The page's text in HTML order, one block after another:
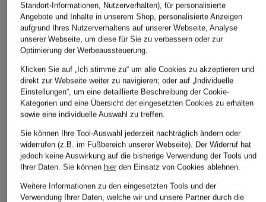
+Aktionsrabatt
ILSE JACOBSEN
Regenjacke
DAYBREAK01
119,99 €
Bestpreis:89,10 €
Ursprünglich:189,99 €
BLONDE No.8
Jacke JERRY
349,99 €
WELLENSTEYN
Funktionsjacke
HOMERUN LADY
159,99 €
Standort-Informationen, Nutzerverhalten), für personalisierte
Angebote und Inhalte in unserem Shop, personalisierte Anzeigen
aufgrund Ihres Nutzerverhaltens auf unserer Webseite, Analyse
unserer Webseite, um diese für Sie zu verbessern oder zur
Optimierung der Werbeaussteuerung.
Klicken Sie auf „Ich stimme zu“ um alle Cookies zu akzeptieren und
direkt zur Webseite weiter zu navigieren; oder auf „Individuelle
Einstellungen“, um eine detaillierte Beschreibung der Cookie-
Kategorien und eine Übersicht der eingesetzten Cookies zu erhalten
sowie eine individuelle Auswahl zu treffen.
Sie können Ihre Tool-Auswahl jederzeit nachträglich ändern oder
widerrufen (z.B. im Fußbereich unserer Webseite). Der Widerruf hat
jedoch keine Auswirkung auf die bisherige Verwendung der Tools und
Ihrer Daten. Sie können hierden Einsatz von Cookies ablehnen.
Weitere Informationen zu den eingesetzten Tools und der
Verwendung Ihrer Daten, welche wir und unsere Partner durch die